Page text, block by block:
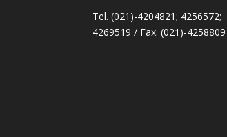
Tel. (021)-4204821; 4256572;
4269519 / Fax. (021)-4258809